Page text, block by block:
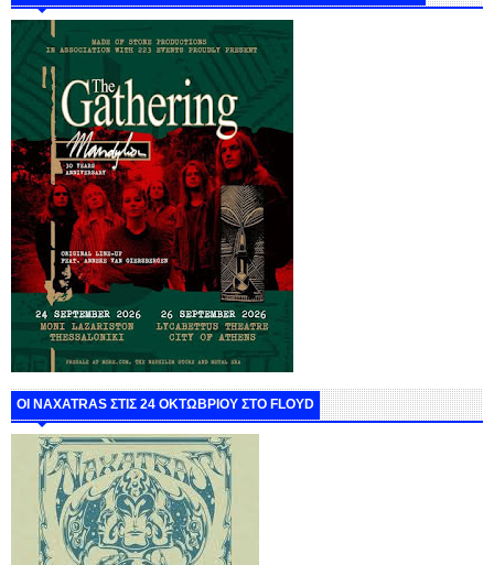
ΟΙ NAXATRAS ΣΤΙΣ 24 ΟΚΤΩΒΡΙΟΥ ΣΤΟ FLOYD